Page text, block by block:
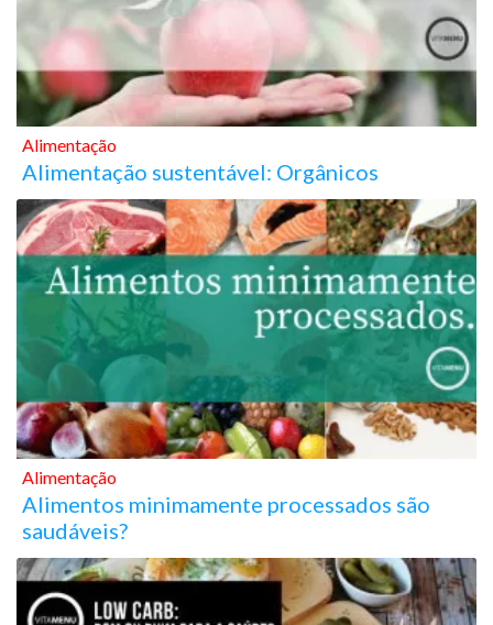
Alimentação
Alimentação sustentável: Orgânicos
Alimentação
Alimentos minimamente processados são
saudáveis?